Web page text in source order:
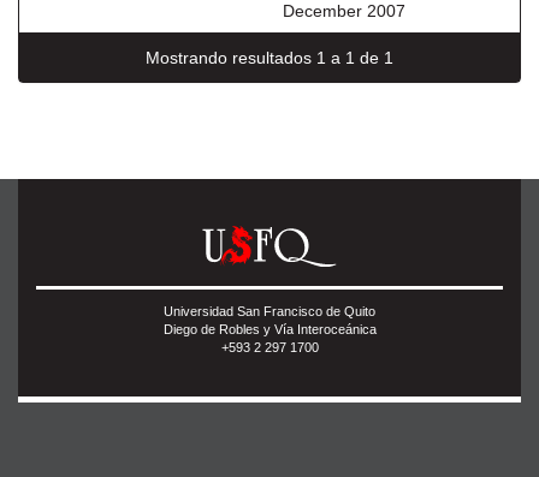
December 2007
Mostrando resultados 1 a 1 de 1
Universidad San Francisco de Quito
Diego de Robles y Vía Interoceánica
+593 2 297 1700